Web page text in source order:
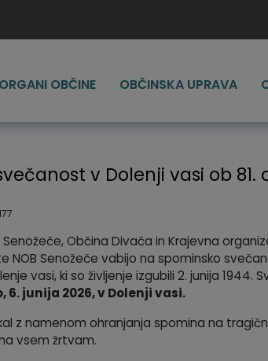
ORGANI OBČINE OBČINSKA UPRAVA
v Dolenji vasi ob
Občina Divača in Krajevna
NOB Senožeče vabijo na spominsko
vasi, ki so življenje izgubili 2. junija 1944.
6. junija 2026, v Dolenji vasi.
z namenom ohranjanja spomina na
vsem žrtvam.